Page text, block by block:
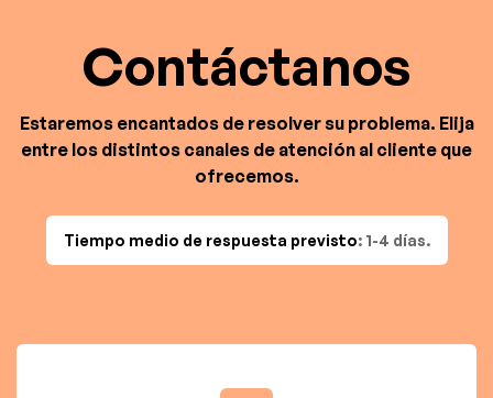
Contáctanos
Estaremos encantados de resolver su problema. Elija
entre los distintos canales de atención al cliente que
ofrecemos.
Tiempo medio de respuesta previsto: 1-4 días.